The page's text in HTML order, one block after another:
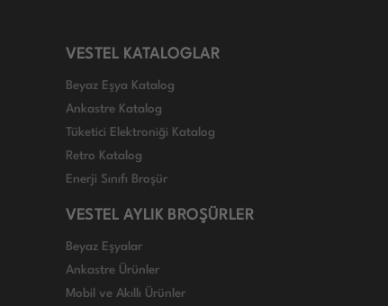
VESTEL KATALOGLAR
Beyaz Eşya Katalog
Ankastre Katalog
Tüketici Elektroniği Katalog
Retro Katalog
Enerji Sınıfı Broşür
VESTEL AYLIK BROŞÜRLER
Beyaz Eşyalar
Ankastre Ürünler
Mobil ve Akıllı Ürünler